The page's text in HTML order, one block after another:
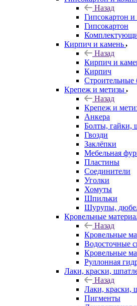
Назад
Гипсокартон
Гипсокартон
Кирпич и камень
Назад
Кирпич и
Кирпич
Строительные
Крепеж и метизы
Назад
Крепеж и
Анкера
Болты, гайки,
Гвозди
Заклёпки
Мебельная
Пластины
Соединители
Уголки
Хомуты
Шпильки
Шурупы,
Кровельные
Назад
Кровельные
Водосточные
Кровельные
Руллонная
Лаки, краски,
Назад
Лаки, краски,
Пигменты